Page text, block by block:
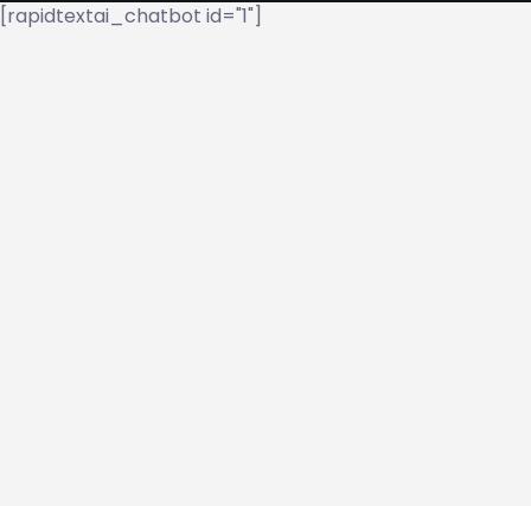
[rapidtextai_chatbot id="1"]